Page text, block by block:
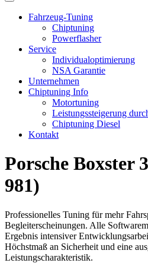
Fahrzeug-Tuning
Chiptuning
Powerflasher
Service
Individualoptimierung
NSA Garantie
Unternehmen
Chiptuning Info
Motortuning
Leistungssteigerung
Chiptuning Diesel
Kontakt
Porsche Boxster
981)
Professionelles Tuning für mehr
Begleiterscheinungen. Alle
Ergebnis intensiver
Höchstmaß an Sicherheit und eine
Leistungscharakteristik.